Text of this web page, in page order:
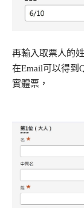
再輸入取票人的
在Email可以得到
實體票，